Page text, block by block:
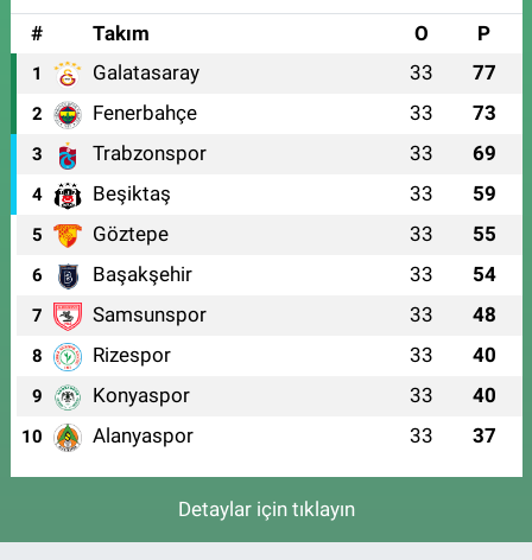
#
Takım O P
1 Galatasaray 33 77
2 Fenerbahçe 33 73
3 Trabzonspor 33 69
4 Beşiktaş 33 59
5 Göztepe 33 55
6 Başakşehir 33 54
7 Samsunspor 33 48
8 Rizespor 33 40
9 Konyaspor 33 40
10 Alanyaspor 33 37
Detaylar için tıklayın